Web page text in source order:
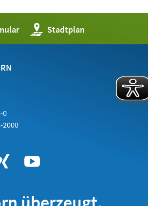
Stadtplan
(Öffnet
in
einem
0
2000